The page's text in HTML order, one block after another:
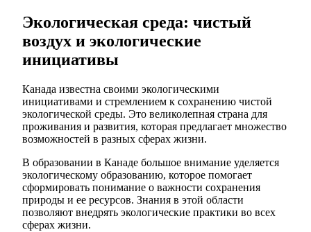
Экологическая среда: чистый
воздух и экологические
инициативы
Канада известна своими экологическими
инициативами и стремлением к сохранению чистой
экологической среды. Это великолепная страна для
проживания и развития, которая предлагает множество
возможностей в разных сферах жизни.
В образовании в Канаде большое внимание уделяется
экологическому образованию, которое помогает
сформировать понимание о важности сохранения
природы и ее ресурсов. Знания в этой области
позволяют внедрять экологические практики во всех
сферах жизни.